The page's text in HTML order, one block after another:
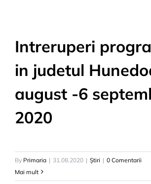
Intreruperi
in judetul
august -6
2020
By Primaria | 31.08.2020 | Știri | 0 Comentarii
Mai mult